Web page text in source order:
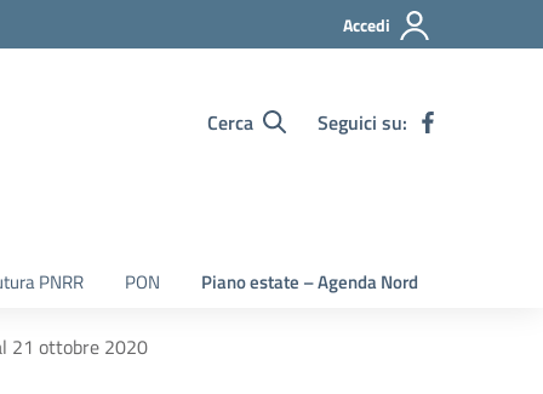
Accedi
Cerca Seguici su:
PNRR PON Piano estate – Agenda Nord
21 ottobre 2020